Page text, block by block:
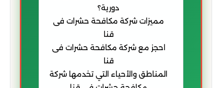
دورية؟
مميزات شركة مكافحة حشرات فى
قنا
احجز مع شركة مكافحة حشرات فى
قنا
المناطق والأحياء التي تخدمها شركة